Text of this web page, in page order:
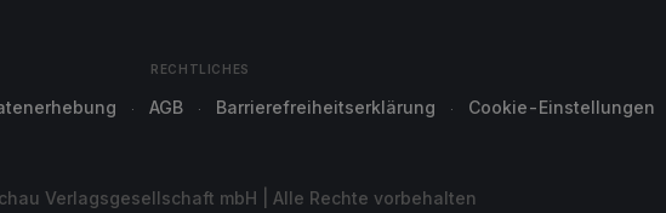
RECHTLICHES
AGB Barrierefreiheitserklärung Cookie-Einstellungen
Verlagsgesellschaft mbH | Alle Rechte vorbehalten